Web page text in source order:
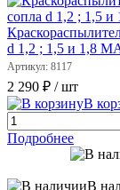
d 1,2 ; 1,5 и 1,8
Артикул: 8117
2 290 ₽ / шт
В
Подробнее
В